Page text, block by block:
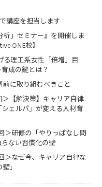
講座を担当します
析」セミナー』を開催しま
ONE校】
る理工系女性「倍増」目
成の鍵とは？
に取り組むべきこと
＞【解決策】キャリア自律
ェルパ」が変える人材育
＞研修の「やりっぱなし問
ない習慣化の壁
＞なぜ今、キャリア自律な
」